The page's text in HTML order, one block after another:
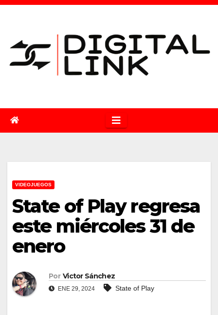
Saltar
VIDEOJUEGOS
State of Play regresa
este miércoles 31 de
enero
Por Victor Sánchez
ENE 29, 2024 State of Play